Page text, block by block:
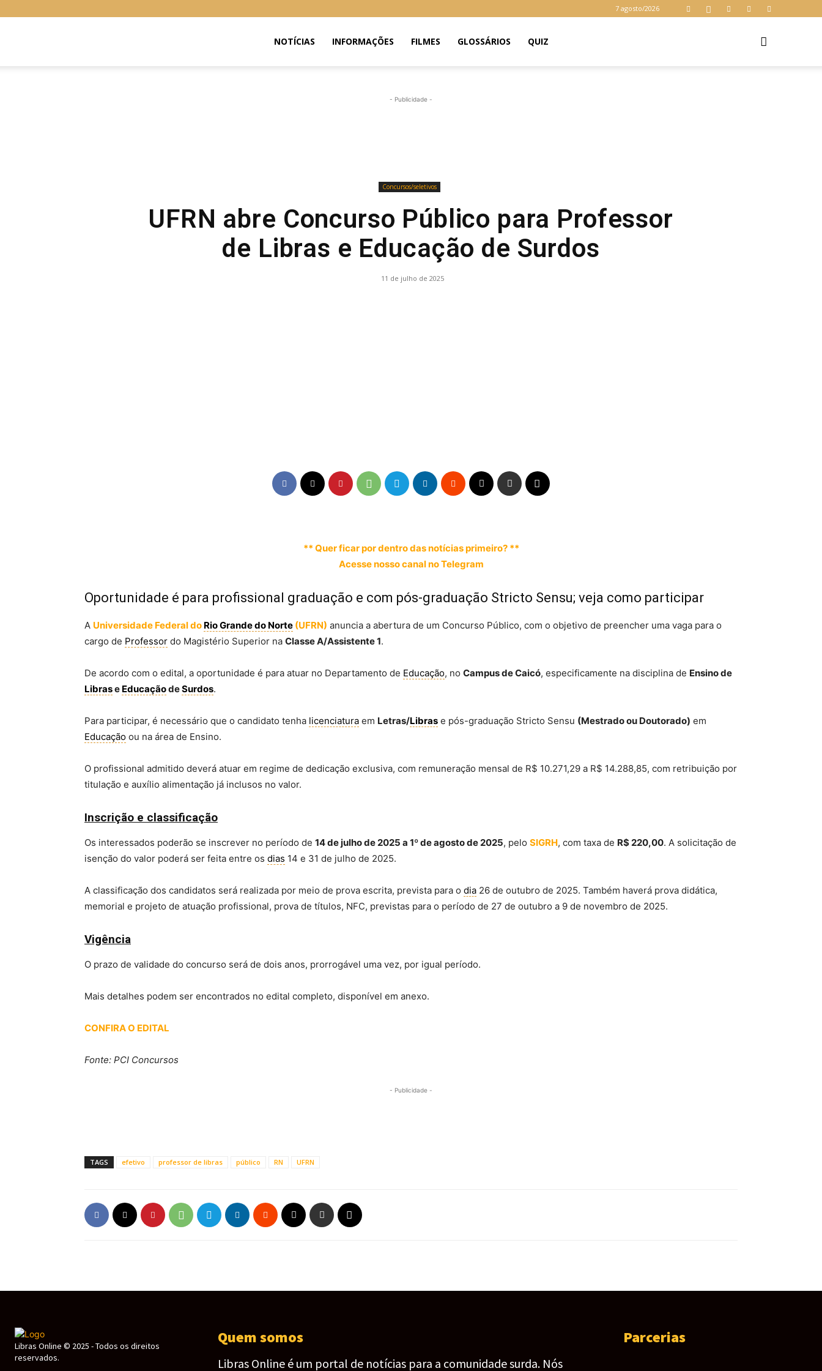
7 agosto/2026
NOTÍCIAS INFORMAÇÕES FILMES GLOSSÁRIOS QUIZ
- Publicidade -
Concursos/seletivos
UFRN abre Concurso Público para Professor
de Libras e Educação de Surdos
11 de julho de 2025
** Quer ficar por dentro das notícias primeiro? **
Acesse nosso canal no Telegram
Oportunidade é para profissional graduação e com pós-graduação Stricto Sensu; veja como participar
A Universidade Federal do Rio Grande do Norte (UFRN) anuncia a abertura de um Concurso Público, com o objetivo de preencher uma vaga para o
cargo de Professor do Magistério Superior na Classe A/Assistente 1.
De acordo com o edital, a oportunidade é para atuar no Departamento de Educação, no Campus de Caicó, especificamente na disciplina de Ensino de
Librase EducaçãodeSurdos.
Para participar, é necessário que o candidato tenha licenciatura em Letras/Libras e pós-graduação Stricto Sensu (Mestrado ou Doutorado) em
Educação ou na área de Ensino.
O profissional admitido deverá atuar em regime de dedicação exclusiva, com remuneração mensal de R$ 10.271,29 a R$ 14.288,85, com retribuição por
titulação e auxílio alimentação já inclusos no valor.
Inscrição e classificação
Os interessados poderão se inscrever no período de 14 de julho de 2025 a 1º de agosto de 2025, pelo SIGRH, com taxa de R$ 220,00. A solicitação de
isenção do valor poderá ser feita entre os dias 14 e 31 de julho de 2025.
A classificação dos candidatos será realizada por meio de prova escrita, prevista para o dia 26 de outubro de 2025. Também haverá prova didática,
memorial e projeto de atuação profissional, prova de títulos, NFC, previstas para o período de 27 de outubro a 9 de novembro de 2025.
Vigência
O prazo de validade do concurso será de dois anos, prorrogável uma vez, por igual período.
Mais detalhes podem ser encontrados no edital completo, disponível em anexo.
CONFIRA O EDITAL
Fonte: PCI Concursos
- Publicidade -
TAGS efetivo professor de libras público RN UFRN
Libras Online © 2025 - Todos os direitos
reservados.
Quem somos
Libras Online é um portal de notícias para a comunidade surda. Nós
Parcerias